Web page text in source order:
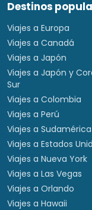
Destinos
Viajes a Europa
Viajes a Canadá
Viajes a Japón
Viajes a Japón y
Sur
Viajes a Colombia
Viajes a Perú
Viajes a Sudamérica
Viajes a Estados
Viajes a Nueva York
Viajes a Las Vegas
Viajes a Orlando
Viajes a Hawaii